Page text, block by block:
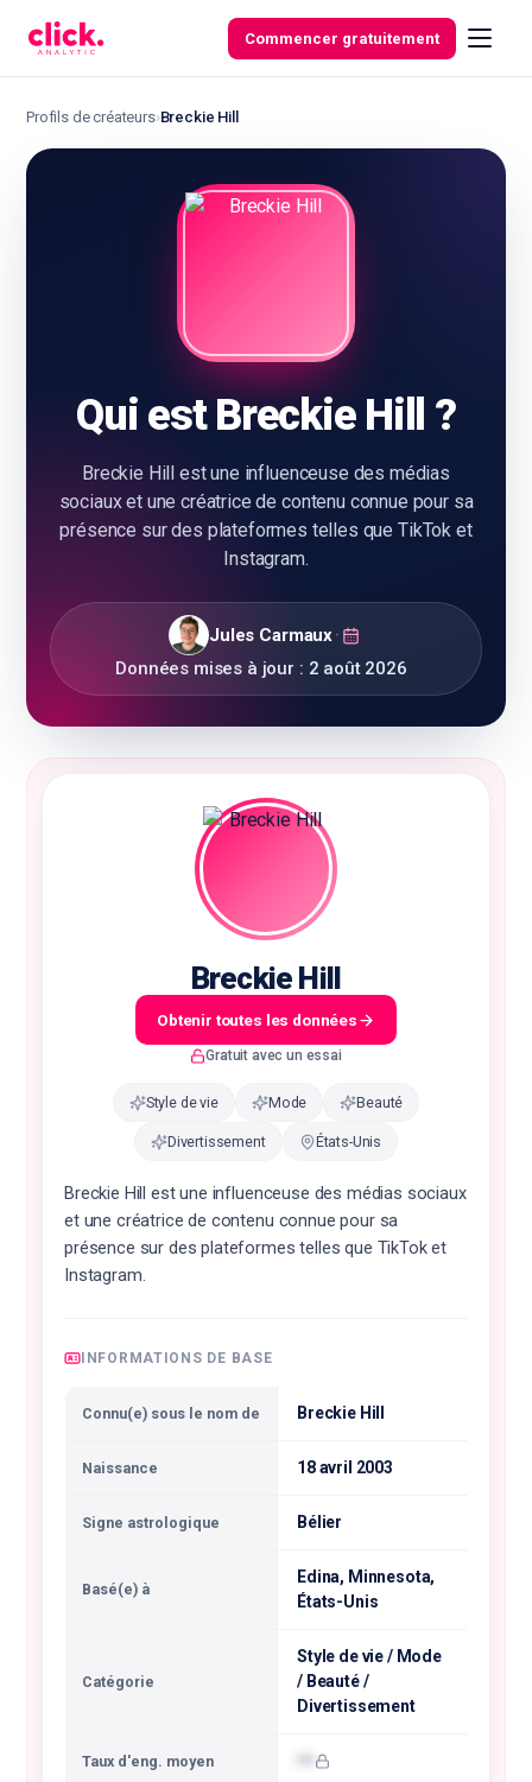
Commencer gratuitement
Fonctionnalités
🇫🇷FR
Profils de créateurs›Breckie Hill
Qui est Breckie Hill ?
Breckie Hill est une influenceuse des médias
sociaux et une créatrice de contenu connue pour sa
présence sur des plateformes telles que TikTok et
Instagram.
Jules Carmaux·
Données mises à jour : 2 août 2026
Breckie Hill
Obtenir toutes les données
Gratuit avec un essai
Style de vie Mode Beauté
Divertissement États-Unis
Breckie Hill est une influenceuse des médias sociaux
et une créatrice de contenu connue pour sa
présence sur des plateformes telles que TikTok et
Instagram.
INFORMATIONS DE BASE
Connu(e) sous le nom de Breckie Hill
Naissance 18 avril 2003
Signe astrologique Bélier
Basé(e) à
Edina, Minnesota,
États-Unis
Catégorie
Style de vie / Mode
/ Beauté /
Divertissement
Taux d'eng. moyen